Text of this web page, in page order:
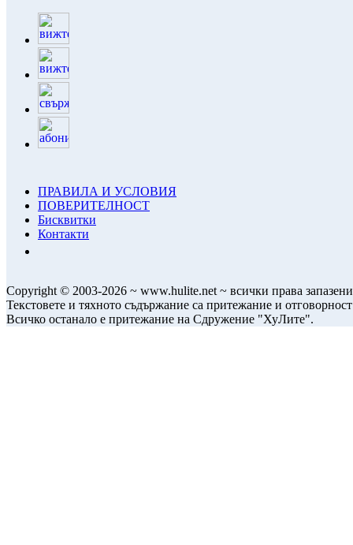
ПРАВИЛА И УСЛОВИЯ
ПОВЕРИТЕЛНОСТ
Бисквитки
Контакти
Copyright © 2003-2026 ~ www.hulite.net ~ всички права
Текстовете и тяхното съдържание са притежание и
Всичко останало е притежание на Сдружение "ХуЛите".